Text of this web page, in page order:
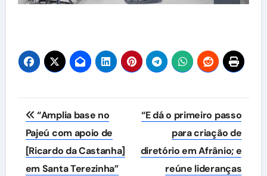
Navegação
de
Post
“Amplia base no
Pajeú com apoio de
[Ricardo da Castanha]
em Santa Terezinha”
“E dá o primeiro passo
para criação de
diretório em Afrânio; e
reúne lideranças